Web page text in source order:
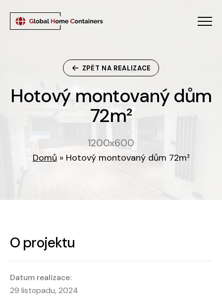
ZPĚT NA REALIZACE
Hotový montovaný dům
Hotový montovaný dům
72m²
1200x600
Domů » Hotový montovaný dům 72m²
O projektu
Datum realizace:
29 listopadu, 2024